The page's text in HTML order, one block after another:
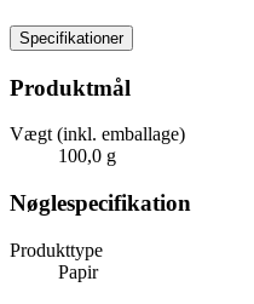
Specifikationer
Produktmål
Vægt (inkl. emballage)
100,0 g
Nøglespecifikation
Produkttype
Papir